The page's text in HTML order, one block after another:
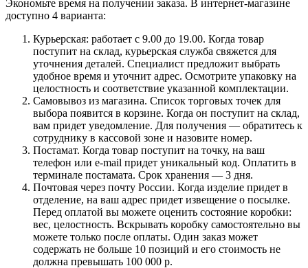
Экономьте время на получении заказа. В интернет-магазине
доступно 4 варианта:
Курьерская: работает с 9.00 до 19.00. Когда товар
поступит на склад, курьерская служба свяжется для
уточнения деталей. Специалист предложит выбрать
удобное время и уточнит адрес. Осмотрите упаковку на
целостность и соответствие указанной комплектации.
Самовывоз из магазина. Список торговых точек для
выбора появится в корзине. Когда он поступит на склад,
вам придет уведомление. Для получения — обратитесь к
сотруднику в кассовой зоне и назовите номер.
Постамат. Когда товар поступит на точку, на ваш
телефон или e-mail придет уникальный код. Оплатить в
терминале постамата. Срок хранения — 3 дня.
Почтовая через почту России. Когда изделие придет в
отделение, на ваш адрес придет извещение о посылке.
Перед оплатой вы можете оценить состояние коробки:
вес, целостность. Вскрывать коробку самостоятельно вы
можете только после оплаты. Один заказ может
содержать не больше 10 позиций и его стоимость не
должна превышать 100 000 р.